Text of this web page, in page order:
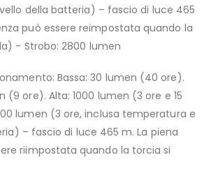
della batteria) – fascio di luce 465
può essere reimpostata quando la
- Strobo: 2800 lumen
Bassa: 30 lumen (40 ore).
(9 ore). Alta: 1000 lumen (3 ore e 15
lumen (3 ore, inclusa temperatura e
– fascio di luce 465 m. La piena
riimpostata quando la torcia si